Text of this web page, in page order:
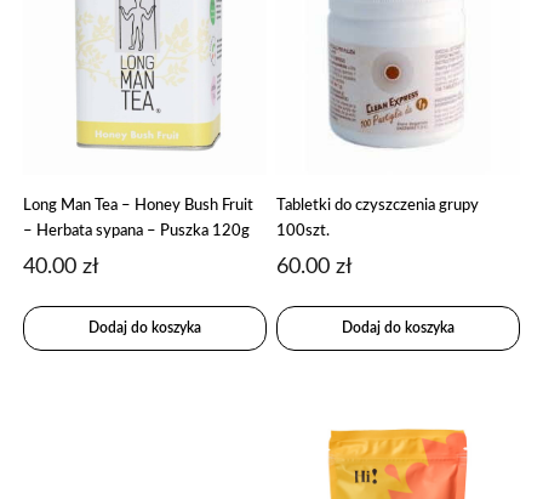
Long Man Tea – Honey Bush Fruit
– Herbata sypana – Puszka 120g
40.00zł
Dodaj do koszyka
Tabletki do czyszczenia grupy
100szt.
60.00zł
Dodaj do koszyka